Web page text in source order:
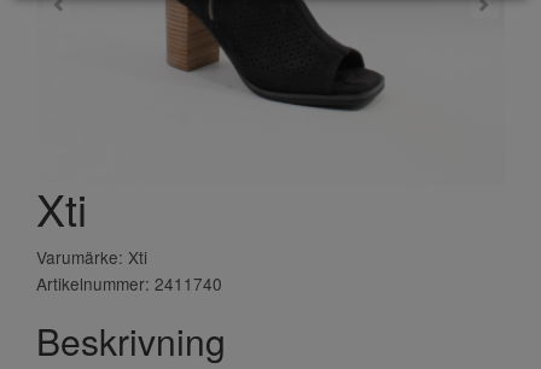
Xti
Varumärke: Xti
Artikelnummer: 2411740
Beskrivning